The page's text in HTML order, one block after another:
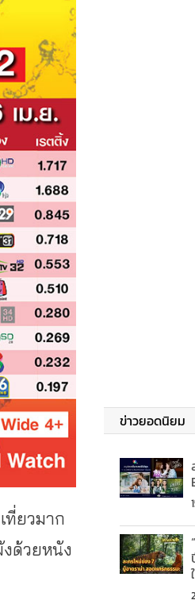
ที่ยวมาก
ด้วยหนัง
ข่าวยอดนิยม